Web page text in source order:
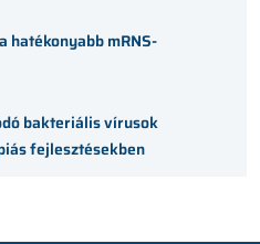
hatékonyabb mRNS-
bakteriális vírusok
fejlesztésekben